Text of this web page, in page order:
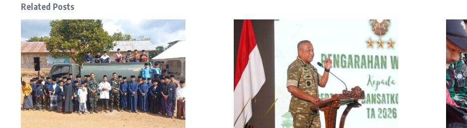
Related Posts